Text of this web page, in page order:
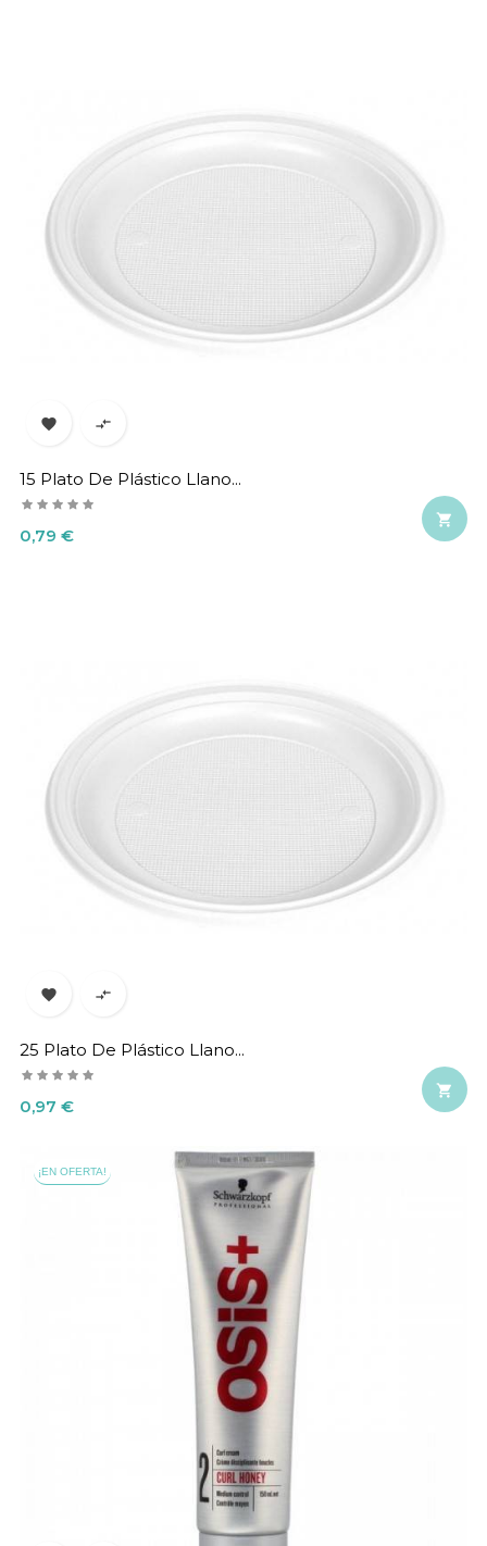
 
15 Plato De Plástico Llano...
Precio
0,79 €

 
25 Plato De Plástico Llano...
Precio
0,97 €

¡EN OFERTA!